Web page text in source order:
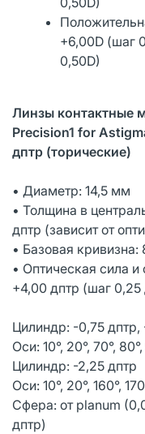
+6,00D (шаг
0,50D)
Линзы контактные
Precision1 for
дптр (торические)
• Диаметр: 14,5 мм
• Толщина в
дптр (зависит от
• Базовая
• Оптическая сила
+4,00 дптр (шаг 0,25
Цилиндр: -0,75 дптр,
Оси: 10°, 20°, 70°, 80°,
Цилиндр: -2,25 дптр
Оси: 10°, 20°, 160°,
Сфера: от planum
дптр)